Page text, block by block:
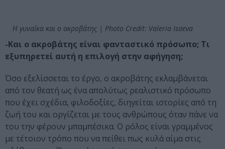
Η γυναίκα και ο ακροβάτης | Photo Credit: Valeria Isaeva
-Και ο ακροβάτης είναι φανταστικό πρόσωπο; Τι
εξυπηρετεί αυτή η επιλογή στην αφήγηση;
Όσο εξελίσσεται το έργο, ο ακροβάτης εκλαμβάνεται
από τον θεατή ως ένα απολύτως ρεαλιστικό πρόσωπο
που έχει σχέδια, φιλοδοξίες, διηγείται ιστορίες από τη
ζωή του και οργίζεται με τους ανθρώπους όταν πάνε να
του την φέρουν μπαμπέσικα. Ο ρόλος είναι γραμμένος
με τέτοιον τρόπο που να πείθει πως κυλά αίμα στις